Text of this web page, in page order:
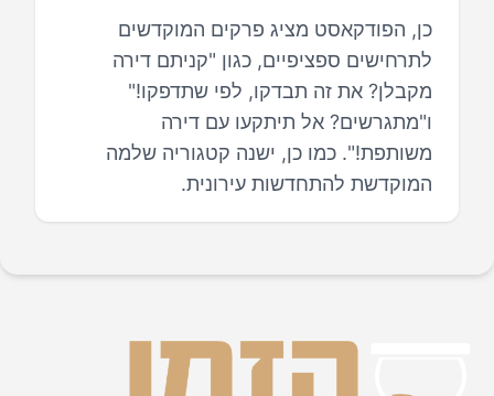
כן, הפודקאסט מציג פרקים המוקדשים
לתרחישים ספציפיים, כגון "קניתם דירה
מקבלן? את זה תבדקו, לפי שתדפקו!"
ו"מתגרשים? אל תיתקעו עם דירה
משותפת!". כמו כן, ישנה קטגוריה שלמה
המוקדשת להתחדשות עירונית.